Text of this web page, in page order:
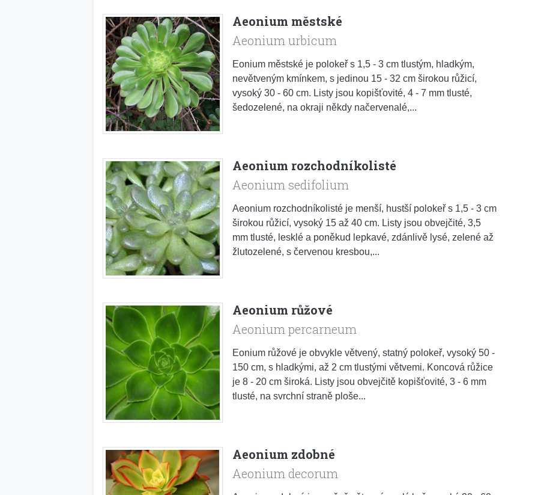
Aeonium městské
Aeonium urbicum
Eonium městské je polokeř s 1,5 - 3 cm tlustým, hladkým,
nevětveným kmínkem, s jedinou 15 - 32 cm širokou růžicí,
vysoký 30 - 60 cm. Listy jsou kopišťovité, 4 - 7 mm tlusté,
šedozelené, na okraji někdy načervenalé,...
Aeonium rozchodníkolisté
Aeonium sedifolium
Aeonium rozchodníkolisté je menší, hustší polokeř s 1,5 - 3 cm
širokou růžicí, vysoký 15 až 40 cm. Listy jsou obvejčité, 3,5
mm tlusté, lesklé a poněkud lepkavé, zdánlivě lysé, zelené až
žlutozelené, s červenou kresbou,...
Aeonium růžové
Aeonium percarneum
Eonium růžové je obvykle větvený, statný polokeř, vysoký 50 -
150 cm, s hladkými, až 2 cm tlustými větvemi. Koncová růžice
je 8 - 20 cm široká. Listy jsou obvejčitě kopišťovité, 3 - 6 mm
tlusté, na svrchní straně ploše...
Aeonium zdobné
Aeonium decorum